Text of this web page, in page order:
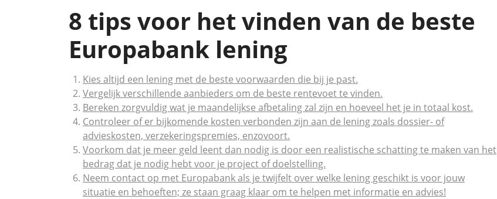
8 tips voor het vinden van de beste
Europabank lening
Kies altijd een lening met de beste voorwaarden die bij je past.
Vergelijk verschillende aanbieders om de beste rentevoet te vinden.
Bereken zorgvuldig wat je maandelijkse afbetaling zal zijn en hoeveel het je in totaal kost.
Controleer of er bijkomende kosten verbonden zijn aan de lening zoals dossier- of
advieskosten, verzekeringspremies, enzovoort.
Voorkom dat je meer geld leent dan nodig is door een realistische schatting te maken van het
bedrag dat je nodig hebt voor je project of doelstelling.
Neem contact op met Europabank als je twijfelt over welke lening geschikt is voor jouw
situatie en behoeften; ze staan graag klaar om te helpen met informatie en advies!